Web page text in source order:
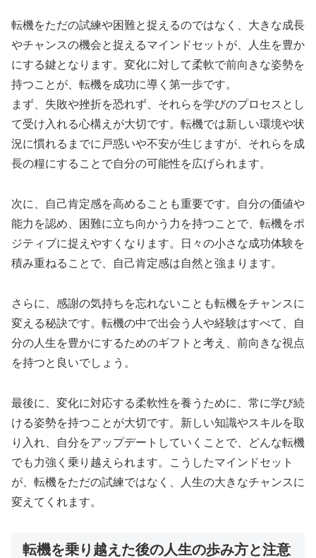
転機をただの試練や困難と捉えるのではなく、大きな成長
やチャンスの機会と捉えるマインドセットが、人生を豊か
にする鍵となります。変化に対して柔軟で前向きな姿勢を
持つことが、転機を成功に導く第一歩です。
まず、失敗や挫折を恐れず、それらを学びのプロセスとし
て受け入れる心構えが大切です。転機では新しい環境や状
況に慣れるまでに戸惑いや不安が生じますが、それらを成
長の糧にすることで自分の可能性を広げられます。
次に、自己肯定感を高めることも重要です。自分の価値や
能力を認め、困難に立ち向かう力を持つことで、転機をポ
ジティブに捉えやすくなります。日々の小さな成功体験を
積み重ねることで、自己肯定感は自然と強まります。
さらに、感謝の気持ちを忘れないことも転機をチャンスに
変える秘訣です。転機の中で出会う人や経験はすべて、自
分の人生を豊かにするためのギフトと考え、前向きな視点
を持つと良いでしょう。
最後に、変化に対応する柔軟性を養うために、常に学び続
ける姿勢を持つことが大切です。新しい知識やスキルを取
り入れ、自分をアップデートしていくことで、どんな転機
でも力強く乗り越えられます。こうしたマインドセット
が、転機をただの試練ではなく、人生の大きなチャンスに
変えてくれます。
転機を乗り越えた後の人生の歩み方と注意